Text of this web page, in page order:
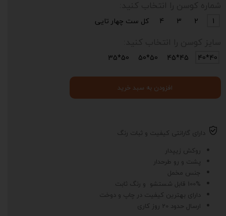
دارای گارانتی کیفیت و ثبات رنگ
روکش زیپدار
پشت و رو طرحدار
جنس مخمل
100% قابل شستشو و رنگ ثابت
دارای بهترین کیفیت در چاپ و دوخت
ارسال حدود 20 روز کاری
1
2
3
4 کل ست چهار تایی
40*40
45*45
50*50
50*35
افزودن به سبد خرید